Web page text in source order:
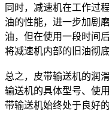
同时，减速机在工作过
油的性能，进一步加剧
油，但在使用一段时间
将减速机内部的旧油彻
总之，皮带输送机的润
输送机的具体型号、使
带输送机始终处于良好